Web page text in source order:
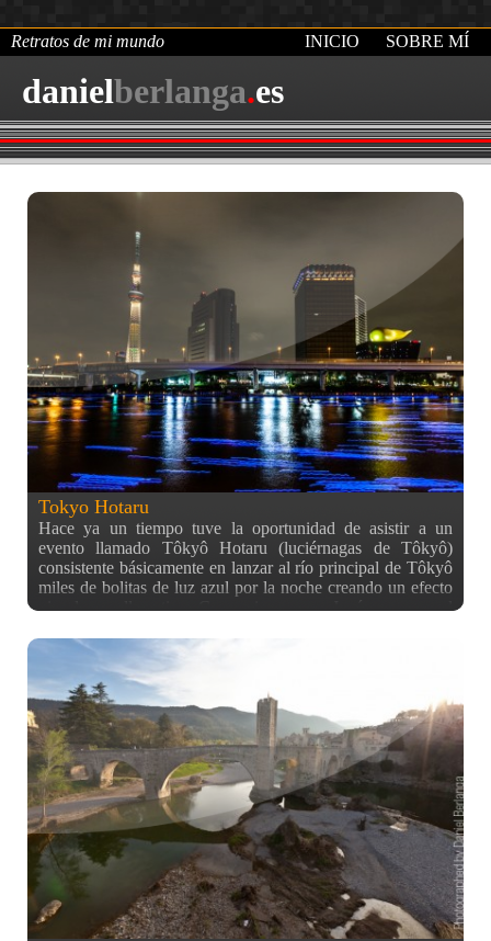
danielberlanga.es
Retratos de mi mundo INICIO SOBRE MÍ
Tokyo Hotaru
Hace ya un tiempo tuve la oportunidad de asistir a un
evento llamado Tôkyô Hotaru (luciérnagas de Tôkyô)
consistente básicamente en lanzar al río principal de Tôkyô
miles de bolitas de luz azul por la noche creando un efecto
visual muy llamativo. Como siempre en Japón, aunque el
del río, este espacio se reserva para la ocasión y si quieres
un buen lugar tienes que pagar por ello! Por supuesto el
mejor lugar (zona oeste) estaba lleno desde un principio, y
yo acabé en la zona este, donde la Sky Tree quedaba fuera
del encuadre de las fotos (a mi espalda básicamente). Aún
así, las vistas del río Sumida lleno de luces azules era algo
digno de ver. A diferencia de mis planes iniciales, que eran
ir yo solo, con el trípode, y coger buen sitio desde una hora
temprana de la tarde, a pocos días del evento una amiga me
invitó a ir con ella y otras dos amigas… y eso es algo que
no se puede rechazar. La contrapartida de ese plan es lo que
pasa siempre cuando vas a hacer fotos con gente que no las
hace: